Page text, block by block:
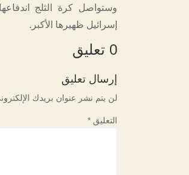
وستواصل كرة الثلج
إسرائيل ظهيرها الأكبر.
0 تعليق
إرسال تعليق
لن يتم نشر عنوان بريدك
التعليق*